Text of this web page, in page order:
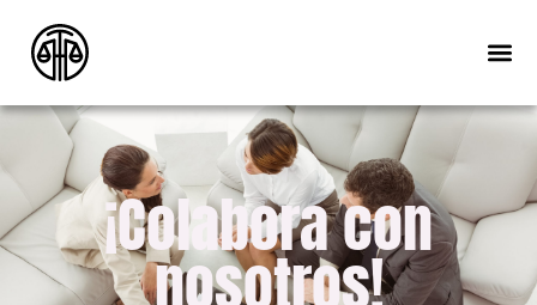
¡Colabora con
nosotros!